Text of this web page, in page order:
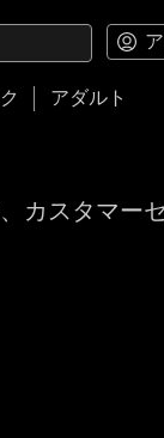
アダルト
カスタマー